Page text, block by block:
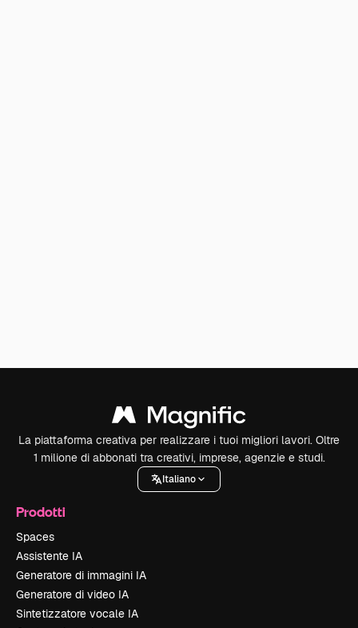
La piattaforma creativa per realizzare i tuoi migliori lavori. Oltre
1 milione di abbonati tra creativi, imprese, agenzie e studi.
Italiano
Prodotti
Spaces
Assistente IA
Generatore di immagini IA
Generatore di video IA
Sintetizzatore vocale IA